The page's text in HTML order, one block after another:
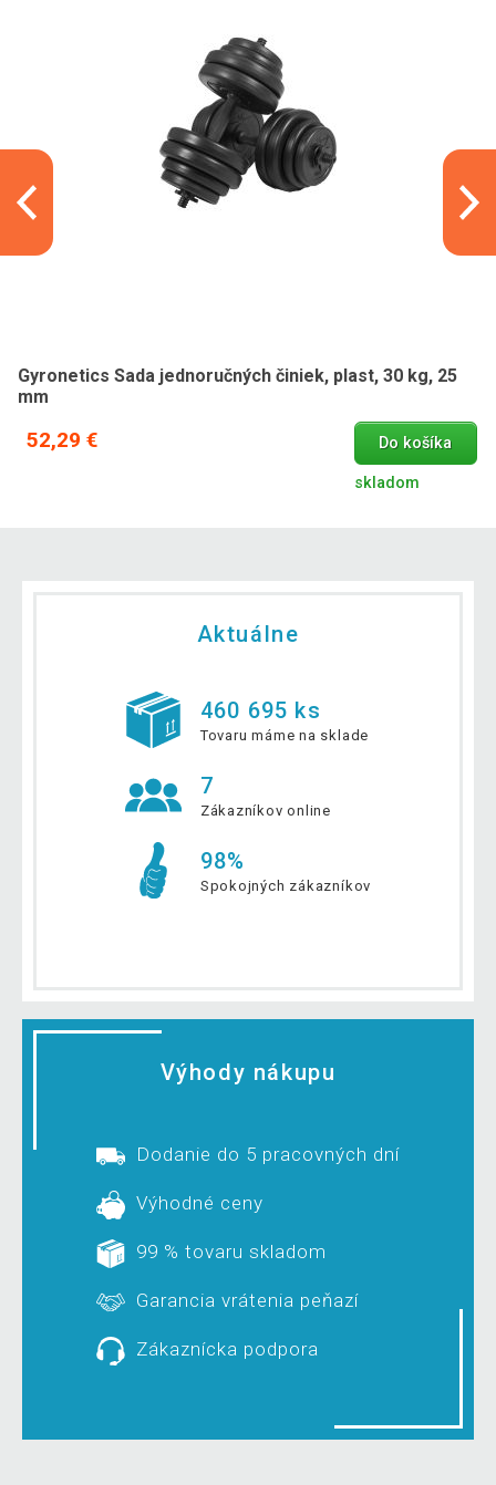
Gyronetics Sada jednoručných činiek, plast, 30 kg, 25
mm
52,29 € Do košíka
skladom
Aktuálne
460 695 ks
Tovaru máme na sklade
7
Zákazníkov online
98%
Spokojných zákazníkov
Výhody nákupu
Dodanie do 5 pracovných dní
Výhodné ceny
99 % tovaru skladom
Garancia vrátenia peňazí
Zákaznícka podpora